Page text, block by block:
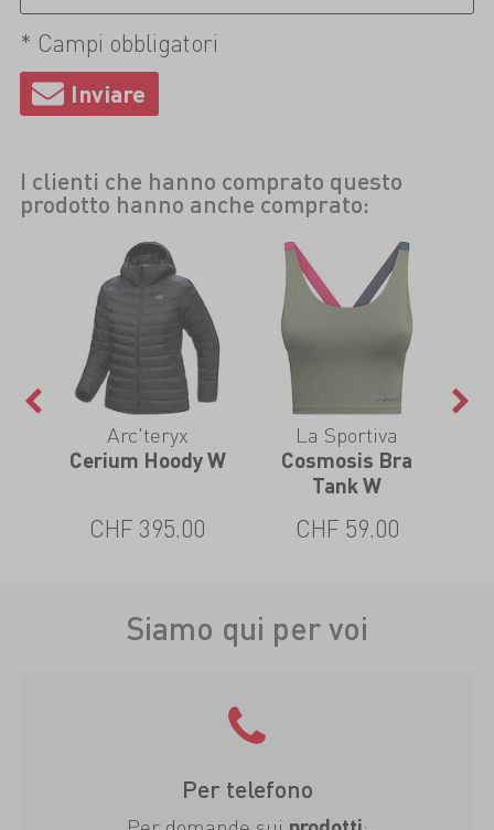
* Campi obbligatori
I clienti che hanno comprato questo
prodotto hanno anche comprato:
Arc'teryx
Cerium Hoody W
CHF 395.00
La Sportiva
Cosmosis Bra
Tank W
CHF 59.00
Siamo qui per voi
Per telefono